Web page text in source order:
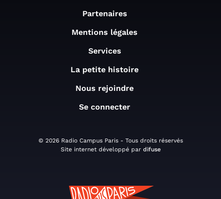
Partenaires
Mentions légales
Services
La petite histoire
Nous rejoindre
Se connecter
© 2026 Radio Campus Paris - Tous droits réservés
Site internet développé par difuse